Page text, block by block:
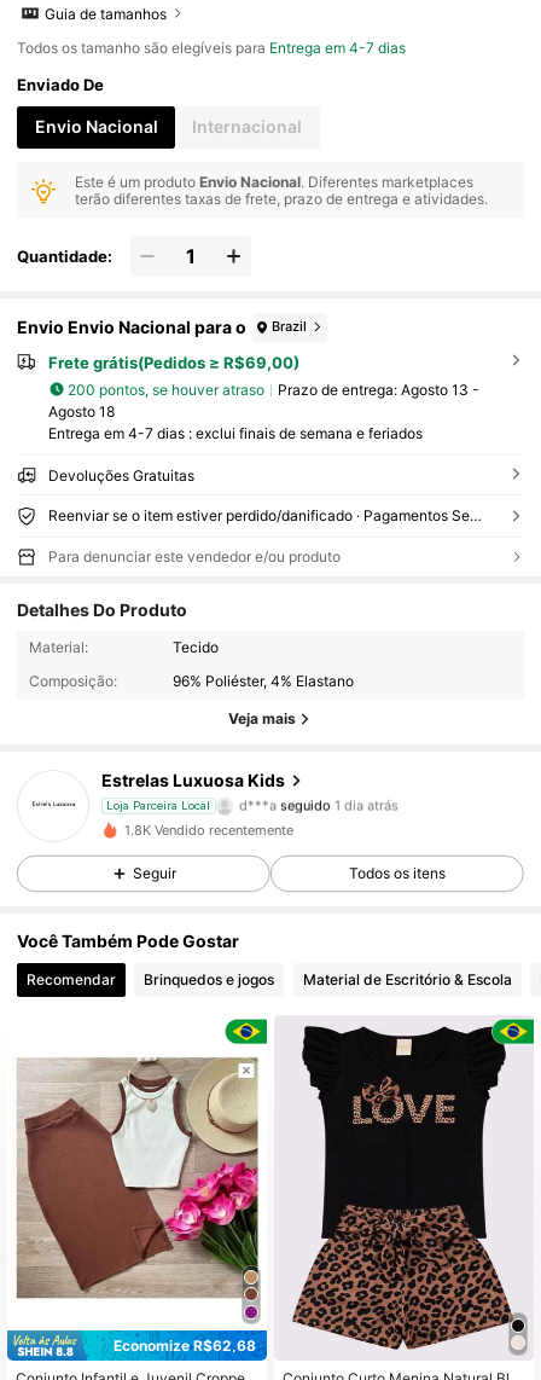
Guia de tamanhos
Todos os tamanho são elegíveis para Entrega em 4-7 dias
Enviado De
Envio Nacional Internacional
Este é um produtoEnvio Nacional. Diferentes marketplaces
terão diferentes taxas de frete, prazo de entrega e atividades.
Quantidade:
Envio Envio Nacional para o Brazil
Frete grátis(Pedidos ≥ R$69,00)
200 pontos, se houver atraso Prazo de entrega: Agosto 13 -
Agosto 18
Entrega em 4-7 dias : exclui finais de semana e feriados
Devoluções Gratuitas
Reenviar se o item estiver perdido/danificado · Pagamentos Seguros · Proteção de privacidade
Para denunciar este vendedor e/ou produto
Detalhes Do Produto
Material:
Tecido
Composição:
96% Poliéster, 4% Elastano
Veja mais
Estrelas Luxuosa Kids
Loja Parceira Local
4,49 206 Seguidores
d***aseguido
4,49
206 Seguidores
206 Seguidores
4,49 206 Seguidores
206 Seguidores
4,49 206 Seguidores
4,49 206 Seguidores
4,49 206 Seguidores
1.8K Vendido recentemente
Seguir Todos os itens
Você Também Pode Gostar
Recomendar Brinquedos e jogos Material de Escritório & Escola
Economize R$62,68